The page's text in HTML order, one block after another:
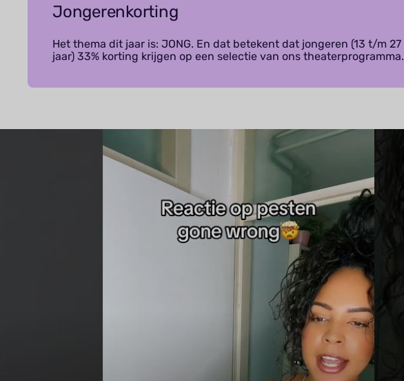
Jongerenkorting
Het thema dit jaar is: JONG. En dat betekent dat jongeren (13 t/m 27
jaar) 33% korting krijgen op een selectie van ons theaterprogramma.